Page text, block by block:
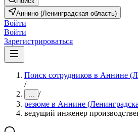
Аннино (Ленинградская область)
Войти
Войти
Зарегистрироваться
Поиск сотрудников в Аннине
/
... /
резюме в Аннине
ведущий инженер